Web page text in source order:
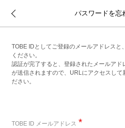
パスワードを忘
TOBE IDとしてご登録のメールアドレスと
ください。
認証が完了すると、登録されたメールア
が送信されますので、URLにアクセスして
ださい。
TOBE ID メールアドレス *